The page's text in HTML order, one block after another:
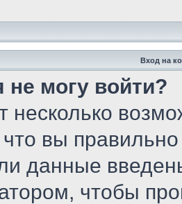
Вход на
не могу войти?
несколько
вы
данные
чтобы